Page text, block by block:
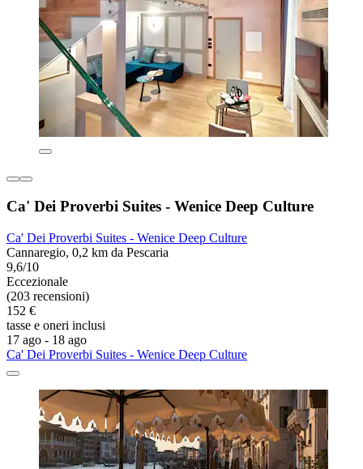
Ca' Dei Proverbi Suites - Wenice Deep Culture
Ca' Dei Proverbi Suites - Wenice Deep Culture
Cannaregio, 0,2 km da Pescaria
9,6/10
Eccezionale
(203 recensioni)
152 €
tasse e oneri inclusi
17 ago - 18 ago
Ca' Dei Proverbi Suites - Wenice Deep Culture